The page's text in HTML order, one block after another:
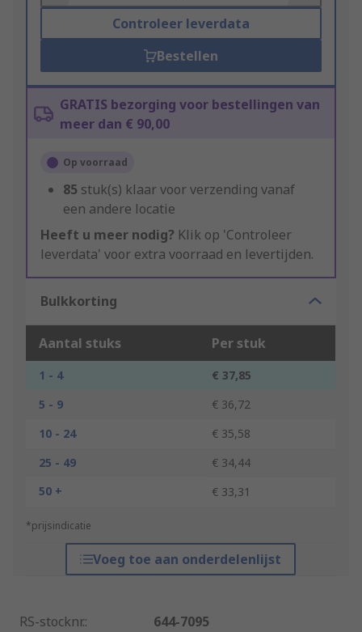
Controleer leverdata
Bestellen
GRATIS bezorging voor bestellingen van
meer dan € 90,00
Op voorraad
85 stuk(s) klaar voor verzending vanaf
een andere locatie
Heeft u meer nodig? Klik op 'Controleer
leverdata' voor extra voorraad en levertijden.
Bulkkorting
Aantal stuks Per stuk
1 - 4
€ 37,85
5 - 9
€ 36,72
10 - 24
€ 35,58
25 - 49
€ 34,44
50 +
€ 33,31
*prijsindicatie
Voeg toe aan onderdelenlijst
RS-stocknr.:
644-7095